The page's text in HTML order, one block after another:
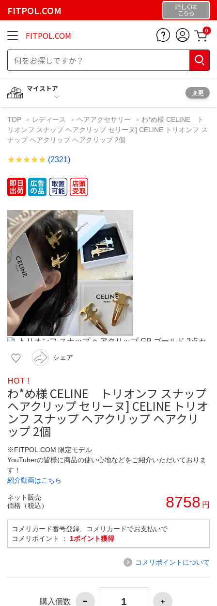
FITPOL.COM 詳しくは
こちら
FITPOL.COM 0
マイストア
変更
TOP レディース ヘアアクセサリー
わ*め様 CELINE ト
リオンフ スナップ ヘアクリップ セリーヌ] CELINE トリオンフ ス
ナップ ヘアクリップ ヘアクリップ 2個
(2321)
シェア
HOT !
わ*め様 CELINE トリオンフ スナップ
ヘアクリップ セリーヌ] CELINE トリオ
ンフ スナップ ヘアクリップ ヘアクリ
ップ 2個
※FITPOL.COM 限定モデル
YouTuberの皆様に商品の使い心地などをご紹介いただいておりま
す！
紹介動画はこちら
ネット販売
価格（税込）
8758 円
コメリカード番号登録、コメリカードでお支払いで
コメリポイント ： 1ポイント獲得
コメリポイントについて
購入個数